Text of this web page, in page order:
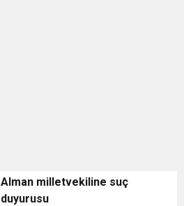
Alman milletvekiline suç
duyurusu